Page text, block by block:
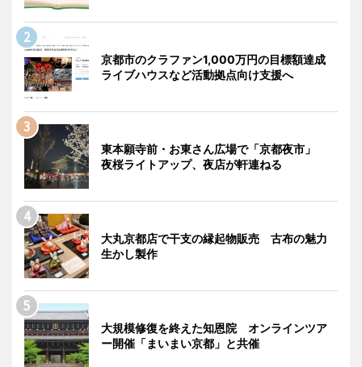
京都市のクラファン1,000万円の目標額達成
ライブハウスなど活動拠点向け支援へ
東本願寺前・お東さん広場で「京都夜市」
夜桜ライトアップ、夜店が軒連ねる
大丸京都店で干支の縁起物販売 古布の魅力
生かし製作
大規模修復を終えた知恩院 オンラインツア
ー開催「まいまい京都」と共催